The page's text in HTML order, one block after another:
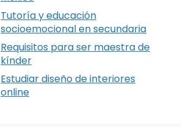
Tutoría y educación
socioemocional en secundaria
Requisitos para ser maestra de
kínder
Estudiar diseño de interiores
online